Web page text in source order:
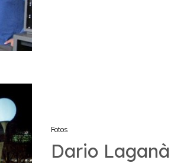
Fotos
Dario Laganà